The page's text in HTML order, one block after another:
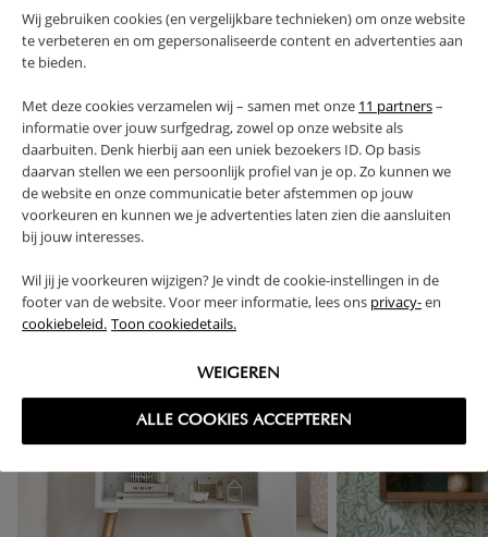
Wij gebruiken cookies (en vergelijkbare technieken) om onze website
te verbeteren en om gepersonaliseerde content en advertenties aan
te bieden.
Met deze cookies verzamelen wij – samen met onze 11 partners–
informatie over jouw surfgedrag, zowel op onze website als
daarbuiten. Denk hierbij aan een uniek bezoekers ID. Op basis
daarvan stellen we een persoonlijk profiel van je op. Zo kunnen we
de website en onze communicatie beter afstemmen op jouw
voorkeuren en kunnen we je advertenties laten zien die aansluiten
bij jouw interesses.
Wil jij je voorkeuren wijzigen? Je vindt de cookie-instellingen in de
footer van de website. Voor meer informatie, lees ons privacy-en
cookiebeleid. Toon cookiedetails.
WEIGEREN
ALLE COOKIES ACCEPTEREN
FAQ
High-contrast mode
VAAK SAMEN GEKOCHT
OUTLET